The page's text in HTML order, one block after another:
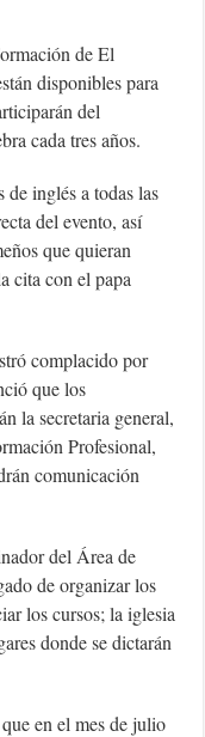
de El
disponibles para
del
cada tres años.
inglés a todas las
del evento, así
que quieran
cita con el papa
complacido por
que los
la secretaria general,
Profesional,
comunicación
del Área de
de organizar los
los cursos; la iglesia
donde se dictarán
en el mes de julio